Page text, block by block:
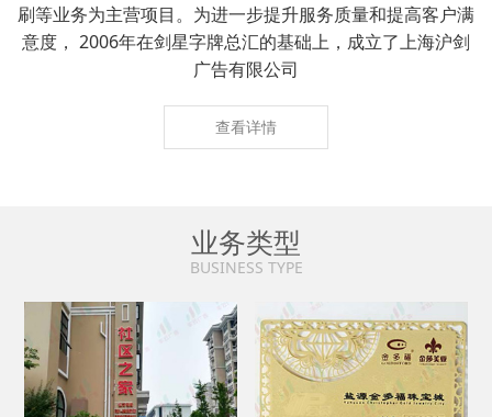
刷等业务为主营项目。为进一步提升服务质量和提高客户满
意度， 2006年在剑星字牌总汇的基础上，成立了上海沪剑
广告有限公司
查看详情
业务类型
BUSINESS TYPE